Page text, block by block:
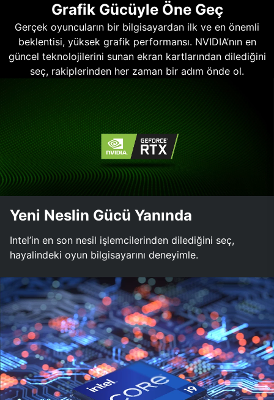
Grafik Gücüyle Öne Geç
Gerçek oyuncuların bir bilgisayardan ilk ve en önemli
beklentisi, yüksek grafik performansı. NVIDIA’nın en
güncel teknolojilerini sunan ekran kartlarından dilediğini
seç, rakiplerinden her zaman bir adım önde ol.
Yeni Neslin Gücü Yanında
Intel’in en son nesil işlemcilerinden dilediğini seç,
hayalindeki oyun bilgisayarını deneyimle.